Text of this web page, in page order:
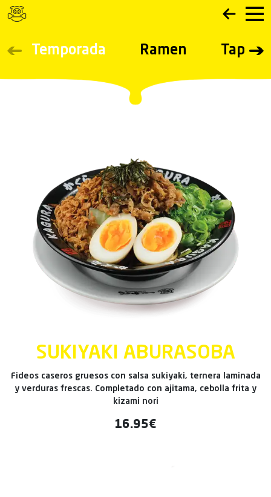
Temporada Ramen Tapas
SUKIYAKI ABURASOBA
Fideos caseros gruesos con salsa sukiyaki, ternera laminada
y verduras frescas. Completado con ajitama, cebolla frita y
kizami nori
16.95€
Navigated to CARTA - Ramen Kagura